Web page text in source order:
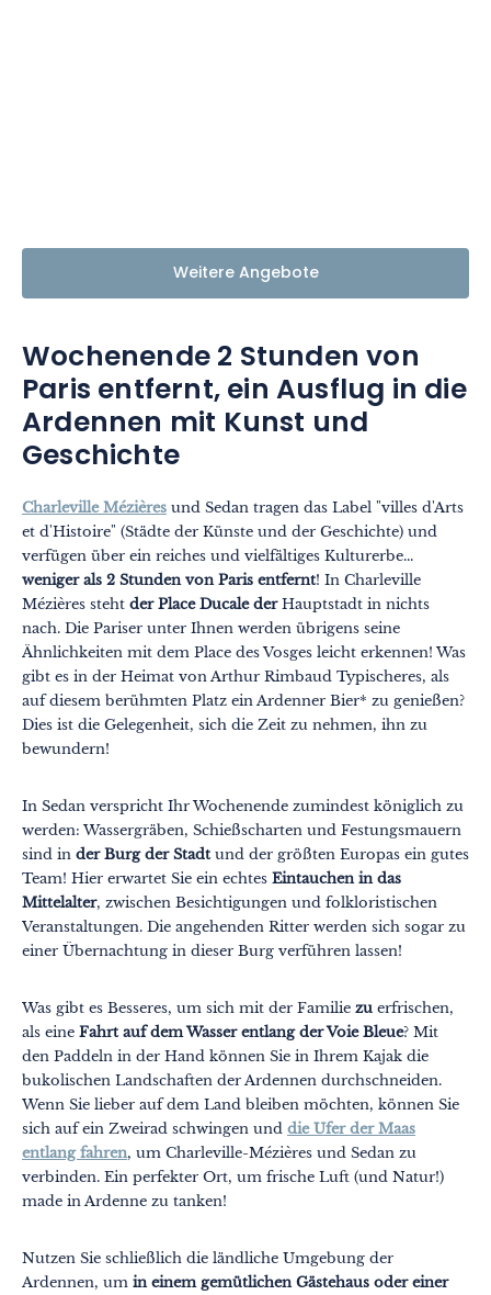
Weitere Angebote
Wochenende 2 Stunden von
Paris entfernt, ein Ausflug in die
Ardennen mit Kunst und
Geschichte
Charleville Mézières und Sedan tragen das Label "villes d'Arts
et d'Histoire" (Städte der Künste und der Geschichte) und
verfügen über ein reiches und vielfältiges Kulturerbe...
weniger als 2 Stunden von Paris entfernt! In Charleville
Mézières steht der Place Ducale derHauptstadt in nichts
nach. Die Pariser unter Ihnen werden übrigens seine
Ähnlichkeiten mit dem Place des Vosges leicht erkennen! Was
gibt es in der Heimat von Arthur Rimbaud Typischeres, als
auf diesem berühmten Platz ein Ardenner Bier* zu genießen?
Dies ist die Gelegenheit, sich die Zeit zu nehmen, ihn zu
bewundern!
In Sedan verspricht Ihr Wochenende zumindest königlich zu
werden: Wassergräben, Schießscharten und Festungsmauern
sind in der Burg der Stadtund der größten Europas ein gutes
Team! Hier erwartet Sie ein echtes Eintauchen in das
Mittelalter, zwischen Besichtigungen und folkloristischen
Veranstaltungen. Die angehenden Ritter werden sich sogar zu
einer Übernachtung in dieser Burg verführen lassen!
Was gibt es Besseres, um sich mit der Familie zu erfrischen,
als eine Fahrt auf dem Wasser entlang der Voie Bleue? Mit
den Paddeln in der Hand können Sie in Ihrem Kajak die
bukolischen Landschaften der Ardennen durchschneiden.
Wenn Sie lieber auf dem Land bleiben möchten, können Sie
sich auf ein Zweirad schwingen und die Ufer der Maas
entlang fahren, um Charleville-Mézières und Sedan zu
verbinden. Ein perfekter Ort, um frische Luft (und Natur!)
made in Ardenne zu tanken!
Nutzen Sie schließlich die ländliche Umgebung der
Ardennen, um in einem gemütlichen Gästehaus oder einer